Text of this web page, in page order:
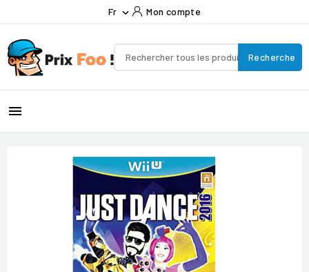
Fr  Mon compte
Recherche
